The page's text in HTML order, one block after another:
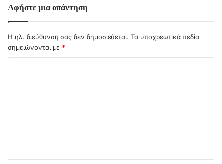
Αφήστε μια απάντηση
Η ηλ. διεύθυνση σας δεν δημοσιεύεται. Τα υποχρεωτικά πεδία
σημειώνονται με *